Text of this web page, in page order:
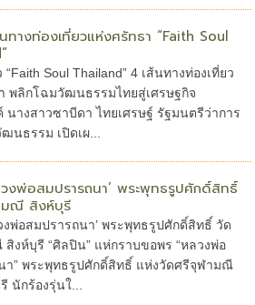
ทางท่องเที่ยวแห่งศรัทธา “Faith Soul
“Faith Soul Thailand” 4 เส้นทางท่องเที่ยว
พลิกโฉมวัฒนธรรมไทยสู่เศรษฐกิจ
นางสาวซาบีดา ไทยเศรษฐ์ รัฐมนตรีว่าการ
นธรรม เปิดเผ...
วงพ่อสมปรารถนา’ พระพุทธรูปศักดิ์สิทธิ์
มณี สิงห์บุรี
งพ่อสมปรารถนา’ พระพุทธรูปศักดิ์สิทธิ์ วัด
งห์บุรี “ศิลปิน” แห่กราบขอพร “หลวงพ่อ
า” พระพุทธรูปศักดิ์สิทธิ์ แห่งวัดศรีจุฬามณี
นักร้องรุ่นใ...